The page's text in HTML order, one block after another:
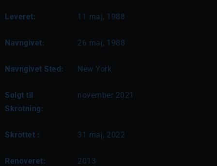
Leveret: 11 maj, 1988
Navngivet: 26 maj, 1988
Navngivet Sted: New York
Solgt til
Skrotning:
november 2021
Skrottet : 31 maj, 2022
Renoveret: 2013